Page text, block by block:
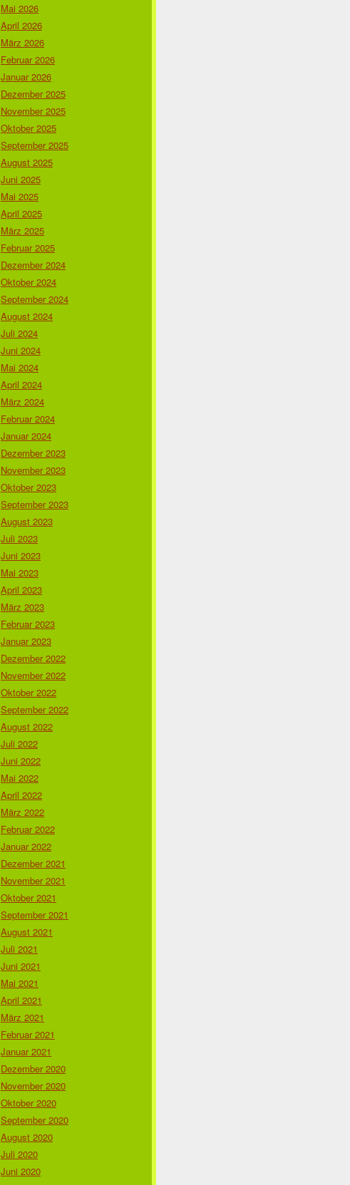
Mai 2026
April 2026
März 2026
Februar 2026
Januar 2026
Dezember 2025
November 2025
Oktober 2025
September 2025
August 2025
Juni 2025
Mai 2025
April 2025
März 2025
Februar 2025
Dezember 2024
Oktober 2024
September 2024
August 2024
Juli 2024
Juni 2024
Mai 2024
April 2024
März 2024
Februar 2024
Januar 2024
Dezember 2023
November 2023
Oktober 2023
September 2023
August 2023
Juli 2023
Juni 2023
Mai 2023
April 2023
März 2023
Februar 2023
Januar 2023
Dezember 2022
November 2022
Oktober 2022
September 2022
August 2022
Juli 2022
Juni 2022
Mai 2022
April 2022
März 2022
Februar 2022
Januar 2022
Dezember 2021
November 2021
Oktober 2021
September 2021
August 2021
Juli 2021
Juni 2021
Mai 2021
April 2021
März 2021
Februar 2021
Januar 2021
Dezember 2020
November 2020
Oktober 2020
September 2020
August 2020
Juli 2020
Juni 2020